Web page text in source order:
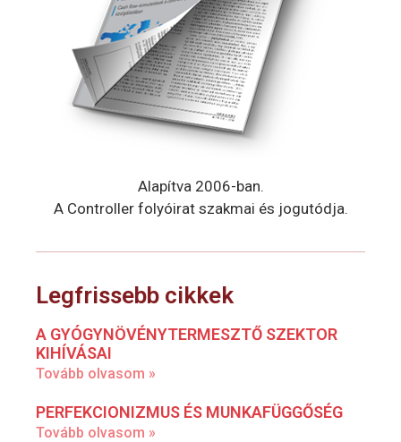
Alapítva 2006-ban.
A Controller folyóirat szakmai és jogutódja.
Legfrissebb cikkek
A GYÓGYNÖVÉNYTERMESZTŐ SZEKTOR
KIHÍVÁSAI
Tovább olvasom »
PERFEKCIONIZMUS ÉS MUNKAFÜGGŐSÉG
Tovább olvasom »